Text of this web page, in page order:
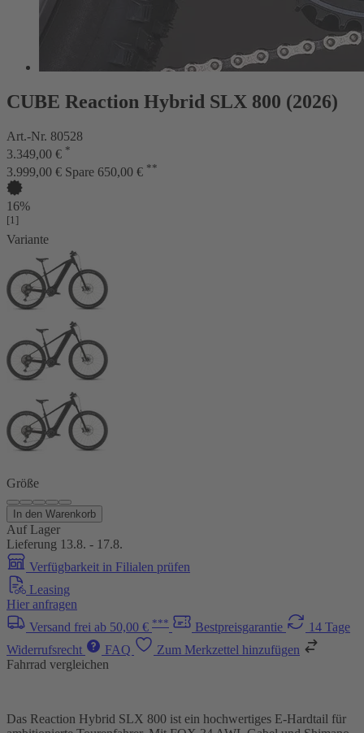
CUBE Reaction Hybrid SLX 800 (2026)
Art.-Nr. 80528
3.349,00 € *
3.999,00 € Spare 650,00 € **
16%
[1]
Variante
Größe
In den Warenkorb
Auf Lager
Lieferung 13.8. - 17.8.
Verfügbarkeit in Filialen prüfen
Leasing
Hier anfragen
Versand frei ab 50,00 € *** Bestpreisgarantie
14 Tage
Widerrufsrecht
FAQ
Zum Merkzettel hinzufügen
Fahrrad vergleichen
Das Reaction Hybrid SLX 800 ist ein hochwertiges E-Hardtail für